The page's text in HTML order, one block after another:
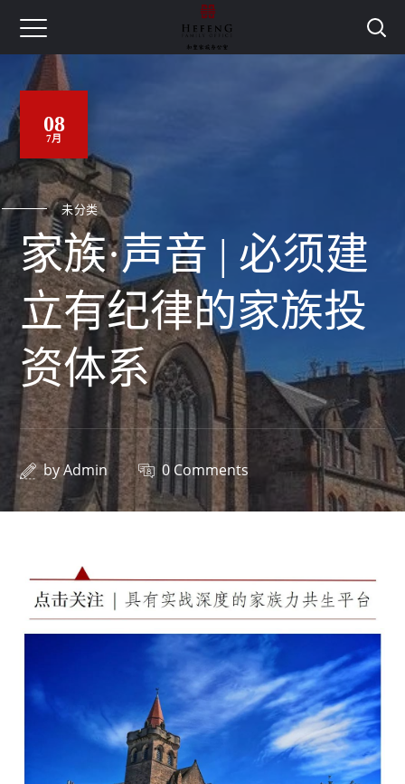
08
7月
未分类
家族·声音 | 必须建
立有纪律的家族投
资体系
byAdmin 0 Comments